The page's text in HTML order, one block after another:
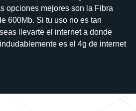
opciones mejores son la Fibra
600Mb. Si tu uso no es tan
llevarte el internet a donde
es el 4g de internet